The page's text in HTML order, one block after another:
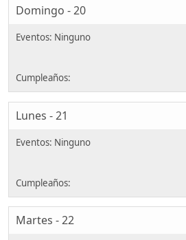
Domingo - 20
Lunes - 21
Martes - 22